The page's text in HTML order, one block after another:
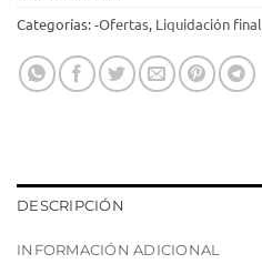
Categorías:-Ofertas, Liquidación final
DESCRIPCIÓN
INFORMACIÓN ADICIONAL